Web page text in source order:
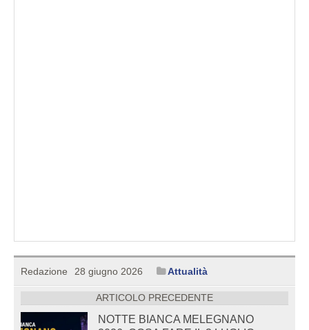
Redazione 28 giugno 2026 Attualità
ARTICOLO PRECEDENTE
NOTTE BIANCA MELEGNANO